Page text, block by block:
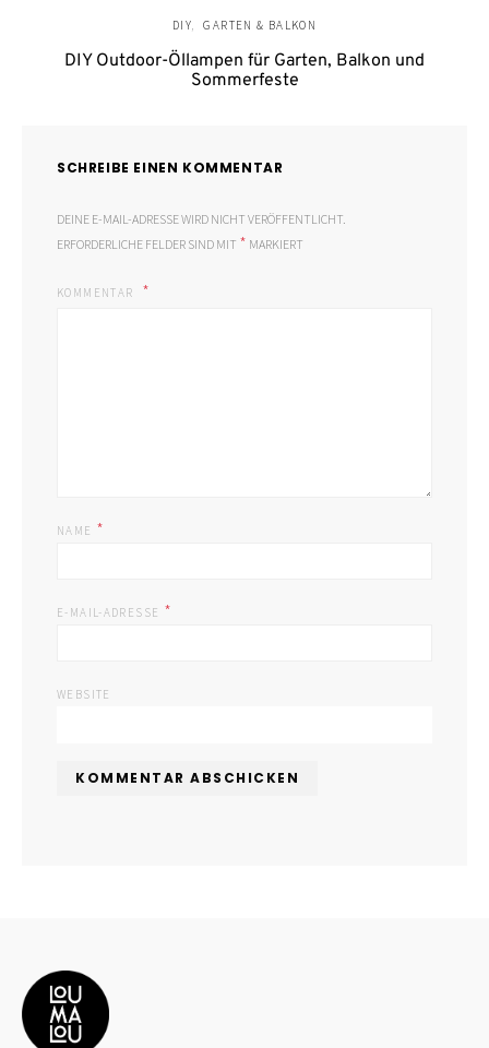
DIY GARTEN & BALKON
DIY Outdoor-Öllampen für Garten, Balkon und
Sommerfeste
SCHREIBE EINEN KOMMENTAR
DEINE E-MAIL-ADRESSE WIRD NICHT VERÖFFENTLICHT.
ERFORDERLICHE FELDER SIND MIT * MARKIERT
KOMMENTAR
NAME *
E-MAIL-ADRESSE *
WEBSITE